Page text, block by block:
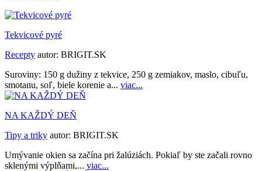
Tekvicové pyré
Recepty autor: BRIGIT.SK
Suroviny: 150 g dužiny z tekvice, 250 g zemiakov, maslo, cibuľu,
smotanu, soľ, biele korenie a... viac...
NA KAŽDÝ DEŇ
Tipy a triky autor: BRIGIT.SK
Umývanie okien sa začína pri žalúziách. Pokiaľ by ste začali rovno
sklenými výplňami,... viac...